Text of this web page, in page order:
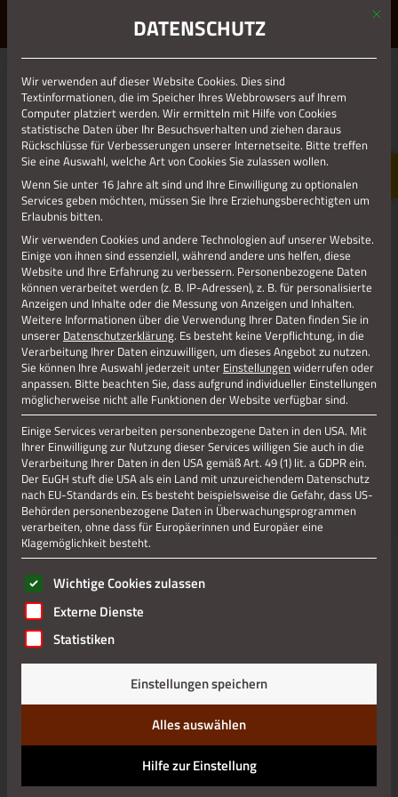
ERLEBE STOLBERG.ERLEBE DICH.
01.01.1970
20 KITA HÖHENSTRASSE
Jetzt teilen
Jetzt teilen
Impressum
Mit
DATENSCHUTZ
Wir verwenden auf dieser Website Cookies. Dies sind
Textinformationen, die im Speicher Ihres Webbrowsers auf Ihrem
Computer platziert werden. Wir ermitteln mit Hilfe von Cookies
statistische Daten über Ihr Besuchsverhalten und ziehen daraus
Rückschlüsse für Verbesserungen unserer Internetseite. Bitte treffen
Sie eine Auswahl, welche Art von Cookies Sie zulassen wollen.
Wenn Sie unter 16 Jahre alt sind und Ihre Einwilligung zu optionalen
Services geben möchten, müssen Sie Ihre Erziehungsberechtigten um
Erlaubnis bitten.
Wir verwenden Cookies und andere Technologien auf unserer Website.
Einige von ihnen sind essenziell, während andere uns helfen, diese
Website und Ihre Erfahrung zu verbessern. Personenbezogene Daten
können verarbeitet werden (z. B. IP-Adressen), z. B. für personalisierte
Anzeigen und Inhalte oder die Messung von Anzeigen und Inhalten.
Weitere Informationen über die Verwendung Ihrer Daten finden Sie in
unserer Datenschutzerklärung. Es besteht keine Verpflichtung, in die
Verarbeitung Ihrer Daten einzuwilligen, um dieses Angebot zu nutzen.
Sie können Ihre Auswahl jederzeit unter Einstellungen widerrufen oder
anpassen. Bitte beachten Sie, dass aufgrund individueller Einstellungen
möglicherweise nicht alle Funktionen der Website verfügbar sind.
Einige Services verarbeiten personenbezogene Daten in den USA. Mit
Ihrer Einwilligung zur Nutzung dieser Services willigen Sie auch in die
Verarbeitung Ihrer Daten in den USA gemäß Art. 49 (1) lit. a GDPR ein.
Der EuGH stuft die USA als ein Land mit unzureichendem Datenschutz
nach EU-Standards ein. Es besteht beispielsweise die Gefahr, dass US-
Behörden personenbezogene Daten in Überwachungsprogrammen
verarbeiten, ohne dass für Europäerinnen und Europäer eine
Klagemöglichkeit besteht.
Es folgt eine Liste der Service-Gruppen, für die eine
Wichtige Cookies zulassen
Externe Dienste
Statistiken
Einstellungen speichern
Alles auswählen
Hilfe zur Einstellung